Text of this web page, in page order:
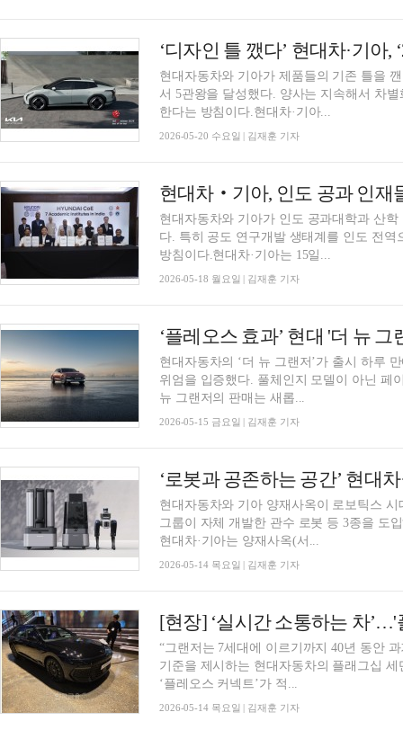
‘디자인 틀 깼다’ 현대차·기아,
현대자동차와 기아가 제품들의 기존 틀을
서 5관왕을 달성했다. 양사는 지속해서 차
한다는 방침이다.현대차·기아...
2026-05-20 수요일 | 김재훈 기자
현대차‧기아, 인도 공과 인재
현대자동차와 기아가 인도 공과대학과 산
다. 특히 공도 연구개발 생태계를 인도 전
방침이다.현대차·기아는 15일...
2026-05-18 월요일 | 김재훈 기자
현대자동차의 ‘더 뉴 그랜저’가 출시 하루
위엄을 입증했다. 풀체인지 모델이 아닌 페
뉴 그랜저의 판매는 새롭...
2026-05-15 금요일 | 김재훈 기자
‘로봇과 공존하는 공간’ 현대
현대자동차와 기아 양재사옥이 로보틱스
그룹이 자체 개발한 관수 로봇 등 3종을 도
현대차·기아는 양재사옥(서...
2026-05-14 목요일 | 김재훈 기자
“그랜저는 7세대에 이르기까지 40년 동안
기준을 제시하는 현대자동차의 플래그십
‘플레오스 커넥트’가 적...
2026-05-14 목요일 | 김재훈 기자